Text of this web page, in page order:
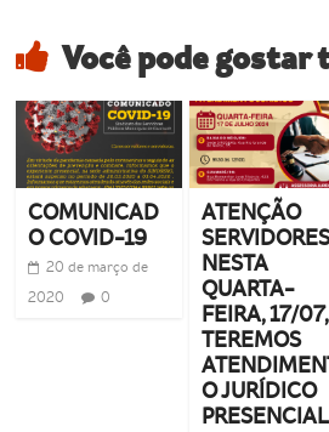
Você pode gostar
COMUNICAD
O COVID-19
20 de março de
2020
0
ATENÇÃO
NESTA
QUARTA-
FEIRA, 17/07,
TEREMOS
O JURÍDICO